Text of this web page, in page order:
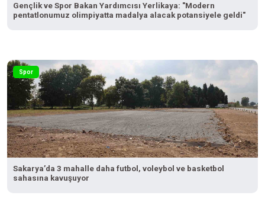
Gençlik ve Spor Bakan Yardımcısı Yerlikaya: "Modern
pentatlonumuz olimpiyatta madalya alacak potansiyele geldi"
Spor
Sakarya’da 3 mahalle daha futbol, voleybol ve basketbol
sahasına kavuşuyor